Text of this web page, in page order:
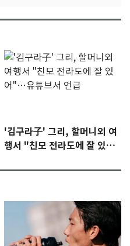
'김구라子' 그리, 할머니외 여
행서 "친모 전라도에 잘 있